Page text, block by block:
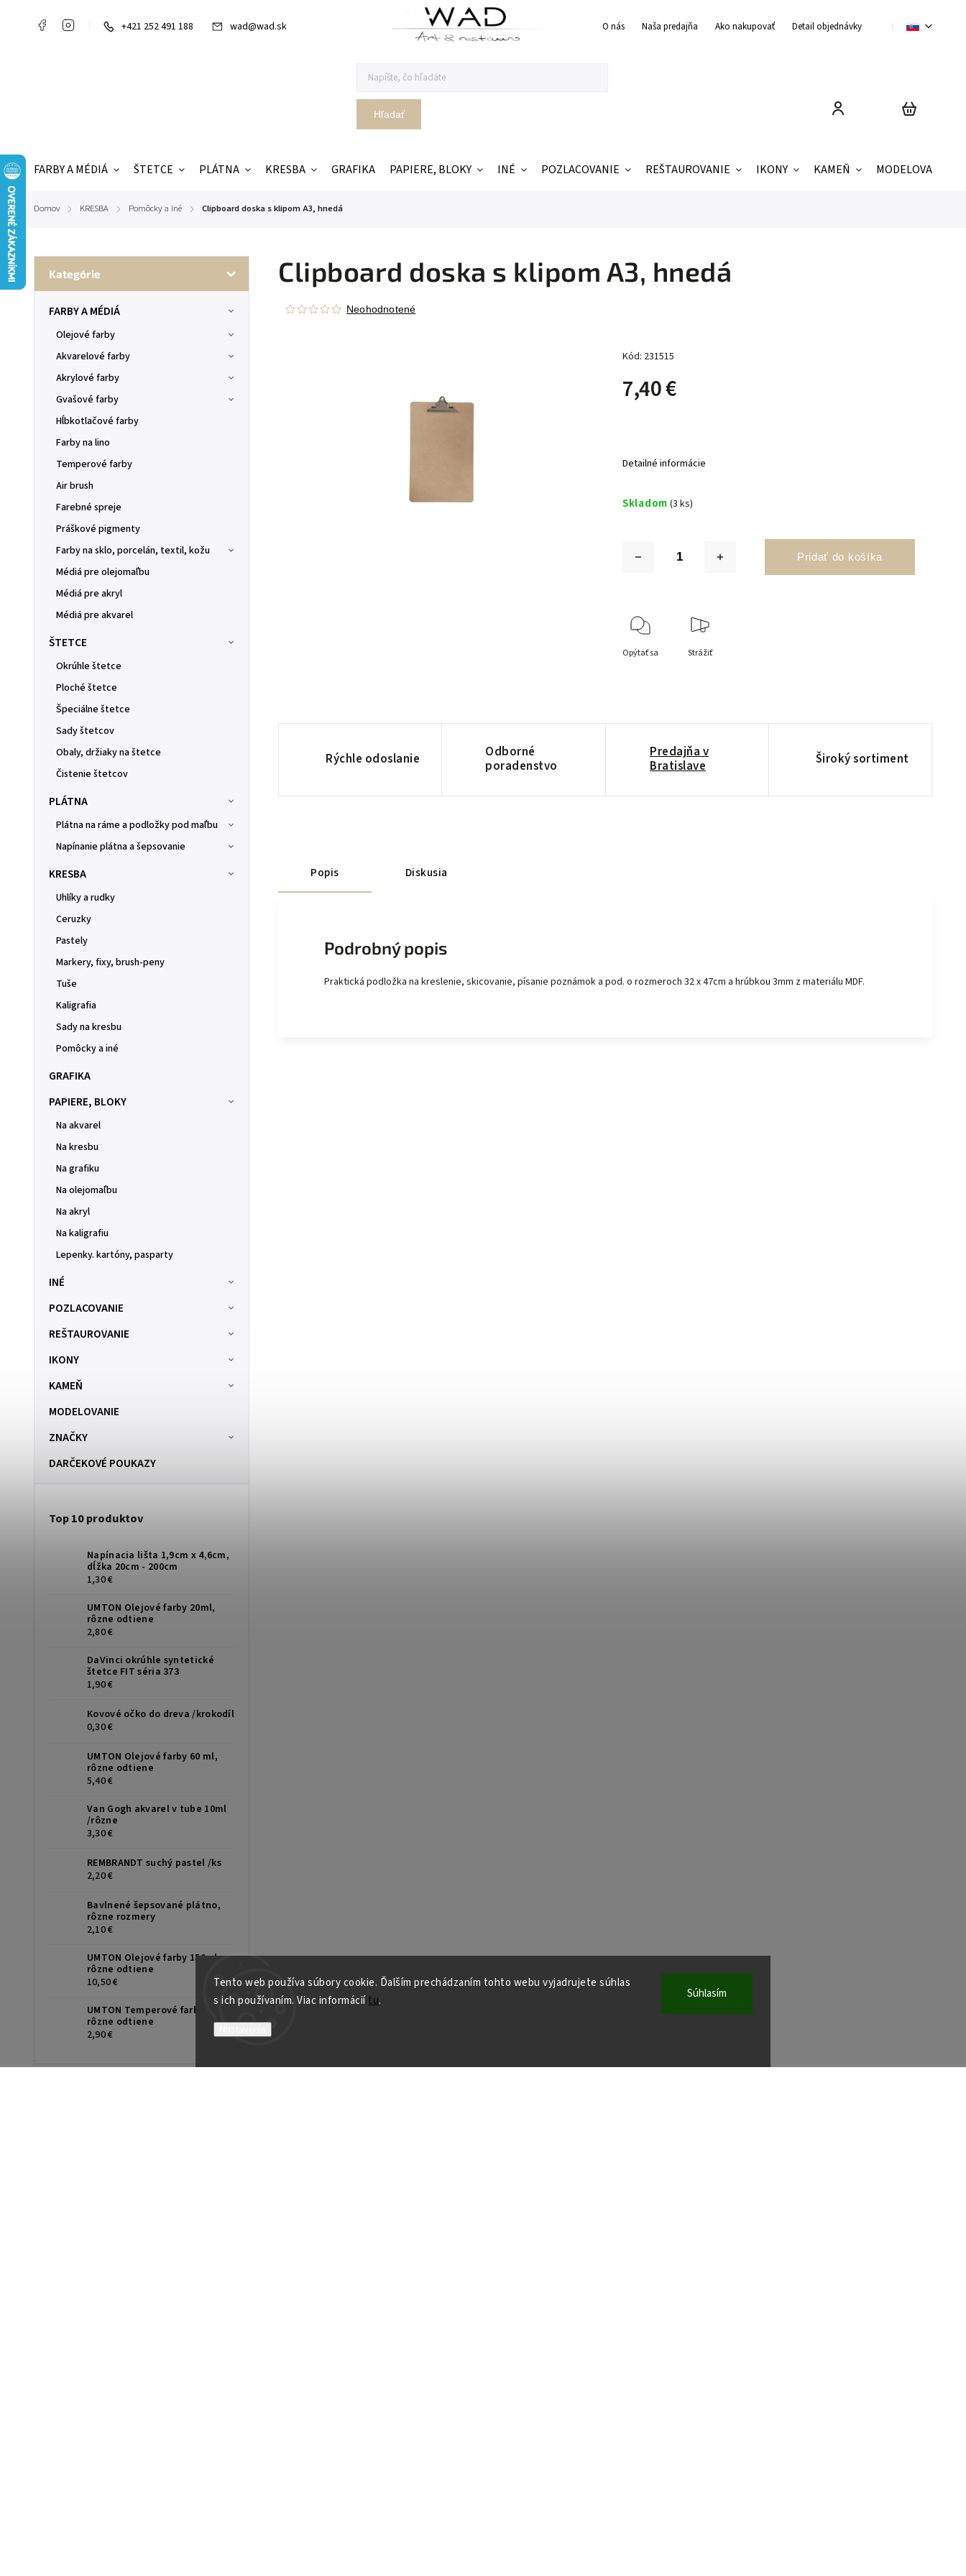
Tento web používa súbory cookie. Ďalším prechádzaním tohto webu vyjadrujete súhlas
s ich používaním. Viac informáciítu. Súhlasím
+421 252 491 188 wad@wad.sk O nás Naša predajňa Ako nakupovať Detail objednávky Obchodné podmienky
Hľadať
FARBY A MÉDIÁ ŠTETCE PLÁTNA KRESBA GRAFIKA PAPIERE, BLOKY INÉ POZLACOVANIE REŠTAUROVANIE IKONY KAMEŇ MODELOVANIE
Domov / KRESBA / Pomôcky a iné / Clipboard doska s klipom A3, hnedá
Kategórie
FARBY A MÉDIÁ
Olejové farby
Akvarelové farby
Akrylové farby
Gvašové farby
Hĺbkotlačové farby
Farby na lino
Temperové farby
Air brush
Farebné spreje
Práškové pigmenty
Farby na sklo, porcelán, textil, kožu
Médiá pre olejomaľbu
Médiá pre akryl
Médiá pre akvarel
ŠTETCE
Okrúhle štetce
Ploché štetce
Špeciálne štetce
Sady štetcov
Obaly, držiaky na štetce
Čistenie štetcov
PLÁTNA
Plátna na ráme a podložky pod maľbu
Napínanie plátna a šepsovanie
KRESBA
Uhlíky a rudky
Ceruzky
Pastely
Markery, fixy, brush-peny
Tuše
Kaligrafia
Sady na kresbu
Pomôcky a iné
GRAFIKA
PAPIERE, BLOKY
Na akvarel
Na kresbu
Na grafiku
Na olejomaľbu
Na akryl
Na kaligrafiu
Lepenky. kartóny, pasparty
INÉ
POZLACOVANIE
REŠTAUROVANIE
IKONY
KAMEŇ
MODELOVANIE
ZNAČKY
DARČEKOVÉ POUKAZY
Top 10 produktov
Napínacia lišta 1,9cm x 4,6cm,
dĺžka 20cm - 200cm
1,30 €
UMTON Olejové farby 20ml,
rôzne odtiene
2,80 €
DaVinci okrúhle syntetické
štetce FIT séria 373
1,90 €
Kovové očko do dreva /krokodíl
0,30 €
UMTON Olejové farby 60 ml,
rôzne odtiene
5,40 €
Van Gogh akvarel v tube 10ml
/rôzne
3,30 €
REMBRANDT suchý pastel /ks
2,20 €
Bavlnené šepsované plátno,
rôzne rozmery
2,10 €
UMTON Olejové farby 150ml,
rôzne odtiene
10,50 €
UMTON Temperové farby 35ml,
rôzne odtiene
2,90 €
Clipboard doska s klipom A3, hnedá
Neohodnotené
Kód: 231515
7,40 €
Skladom (3 ks)
Pridať do košíka
Detailné informácie
Opýtať sa Strážiť
Rýchle odoslanie
Odborné
poradenstvo
Predajňa v
Bratislave
Široký sortiment
Popis Diskusia
Podrobný popis
Praktická podložka na kreslenie, skicovanie, písanie poznámok a pod. o rozmeroch 32 x 47cm a hrúbkou 3mm z materiálu MDF.